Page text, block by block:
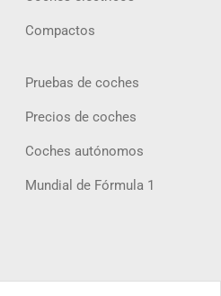
Compactos
Pruebas de coches
Precios de coches
Coches autónomos
Mundial de Fórmula 1